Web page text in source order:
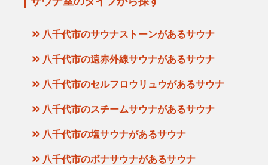
八千代市のサウナストーンがあるサウナ
八千代市の遠赤外線サウナがあるサウナ
八千代市のセルフロウリュウがあるサウナ
八千代市のスチームサウナがあるサウナ
八千代市の塩サウナがあるサウナ
八千代市のボナサウナがあるサウナ